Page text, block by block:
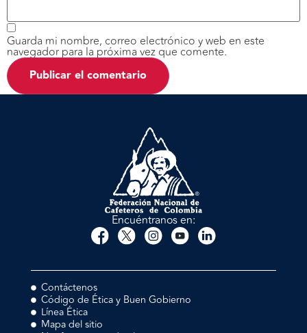
Guarda mi nombre, correo electrónico y web en este
navegador para la próxima vez que comente.
Encuéntranos en:
Contáctenos
Código de Ética y Buen Gobierno
Línea Ética
Mapa del sitio